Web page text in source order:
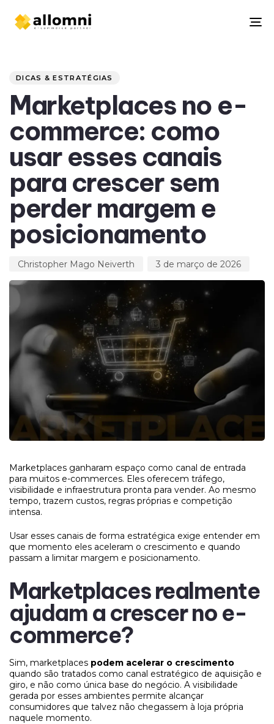
DICAS & ESTRATÉGIAS
Marketplaces no e-
commerce: como
usar esses canais
para crescer sem
perder margem e
posicionamento
Christopher Mago Neiverth 3 de março de 2026
Marketplaces ganharam espaço como canal de entrada
para muitos e-commerces. Eles oferecem tráfego,
visibilidade e infraestrutura pronta para vender. Ao mesmo
tempo, trazem custos, regras próprias e competição
intensa.
Usar esses canais de forma estratégica exige entender em
que momento eles aceleram o crescimento e quando
passam a limitar margem e posicionamento.
Marketplaces realmente
ajudam a crescer no e-
commerce?
Sim, marketplaces podem acelerar o crescimento
quando são tratados como canal estratégico de aquisição e
giro, e não como única base do negócio. A visibilidade
gerada por esses ambientes permite alcançar
consumidores que talvez não chegassem à loja própria
naquele momento.